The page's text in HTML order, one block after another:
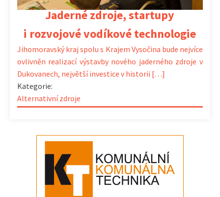
Jaderné zdroje, startupy
i rozvojové vodíkové technologie
Jihomoravský kraj spolu s Krajem Vysočina bude nejvíce
ovlivněn realizací výstavby nového jaderného zdroje v
Dukovanech, největší investice v historii […]
Kategorie:
Alternativní zdroje